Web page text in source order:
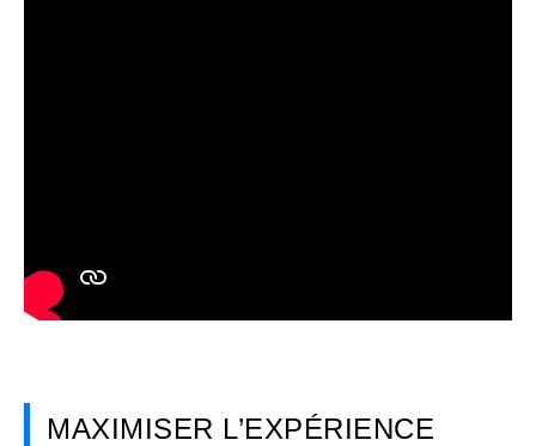
MAXIMISER L’EXPÉRIENCE